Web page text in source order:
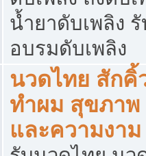
น้ำยาดับเพลิง
อบรมดับเพลิง
นวดไทย สักคิ้
ทำผม สุขภาพ
และความงาม